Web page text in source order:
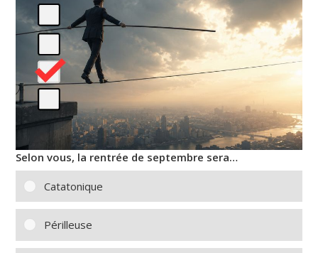
Selon vous, la rentrée de septembre sera…
Catatonique
Périlleuse